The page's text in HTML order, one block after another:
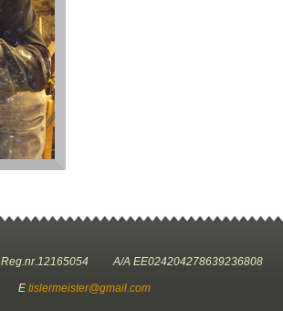
Reg.nr.12165054 A/A EE024204278639236808
Etislermeister@gmail.com